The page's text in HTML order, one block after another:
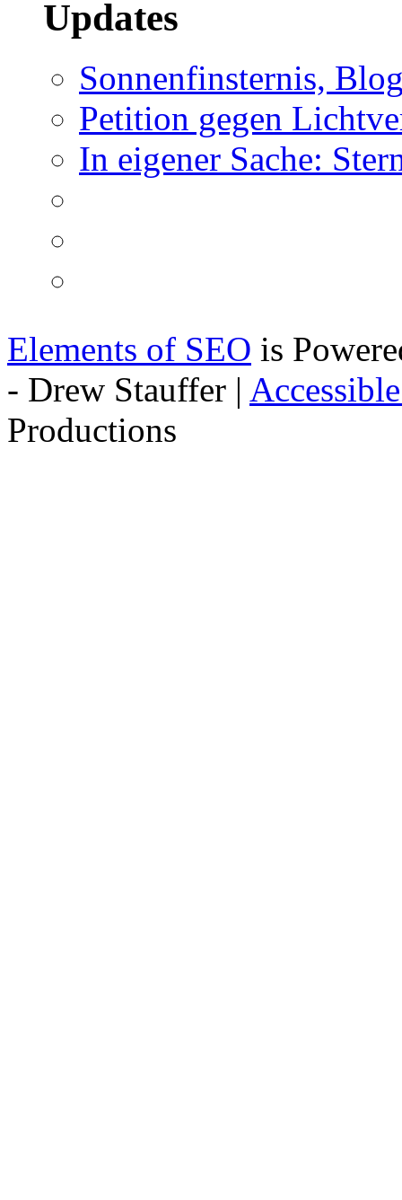
Updates
Sonnenfinsternis,
Petition gegen
In eigener Sache:
Elements of SEO is
- Drew Stauffer |
Productions